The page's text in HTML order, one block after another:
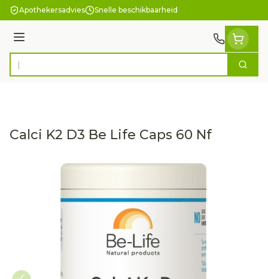
Ga naar de inhoud
Apothekersadvies Snelle beschikbaarheid
Menu
Product, merk, categorie... Zoek
Calci K2 D3 Be Life Caps 60 Nf